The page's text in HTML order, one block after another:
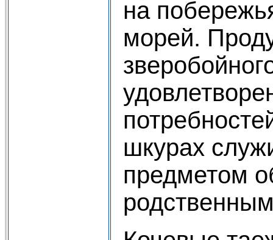
на
морей.
шкурах
предметом